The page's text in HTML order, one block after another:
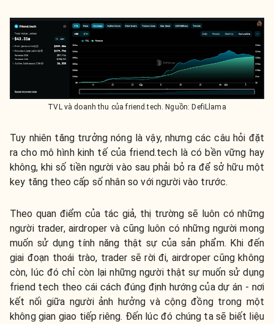
TVL và doanh thu của friend.tech. Nguồn: DefiLlama
Tuy nhiên tăng trưởng nóng là vậy, nhưng các câu hỏi đặt
ra cho mô hình kinh tế của friend.tech là có bền vững hay
không, khi số tiền người vào sau phải bỏ ra để sở hữu một
key tăng theo cấp số nhân so với người vào trước.
Theo quan điểm của tác giả, thị trường sẽ luôn có những
người trader, airdroper và cũng luôn có những người mong
muốn sử dụng tính năng thật sự của sản phẩm. Khi đến
giai đoạn thoái trào, trader sẽ rời đi, airdroper cũng không
còn, lúc đó chỉ còn lại những người thật sự muốn sử dụng
friend tech theo cái cách đúng định hướng của dự án - nơi
kết nối giữa người ảnh hưởng và cộng đồng trong một
không gian giao tiếp riêng. Đến lúc đó chúng ta sẽ biết liệu